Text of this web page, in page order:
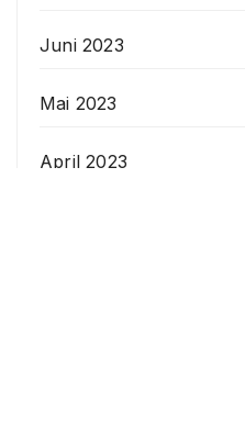
Juni 2023
Mai 2023
April 2023